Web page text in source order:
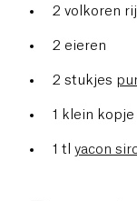
2 volkoren
2 eieren
2 stukjes
1 klein kopje
1 tl yacon